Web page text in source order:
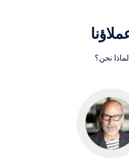
لماذا نحن؟